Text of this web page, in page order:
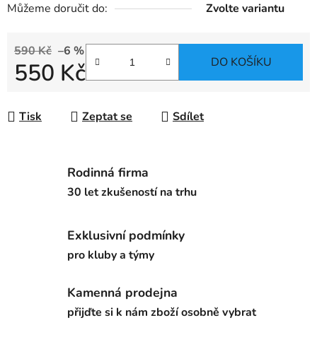
Můžeme doručit do:
Zvolte variantu
590 Kč –6 %
550 Kč DO KOŠÍKU
Tisk Zeptat se Sdílet
Rodinná firma
30 let zkušeností na trhu
Exklusivní podmínky
pro kluby a týmy
Kamenná prodejna
přijďte si k nám zboží osobně vybrat